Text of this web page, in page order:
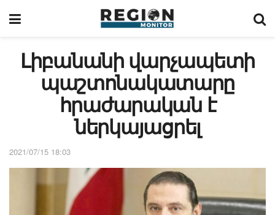
Լիբանանի վարչապետի
պաշտոնակատարը
հրաժարական է
ներկայացրել
2021/07/15 18:03